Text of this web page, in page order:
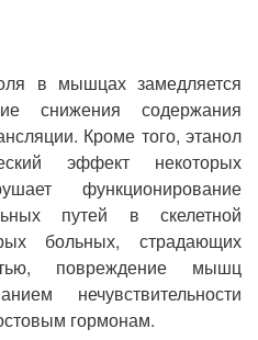
в мышцах замедляется
снижения содержания
Кроме того, этанол
эффект некоторых
функционирование
путей в скелетной
больных, страдающих
повреждение мышц
нечувствительности
гормонам.